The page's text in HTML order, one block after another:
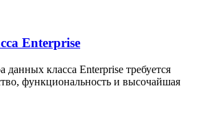
Enterprise
данных класса Enterprise требуется
функциональность и высочайшая